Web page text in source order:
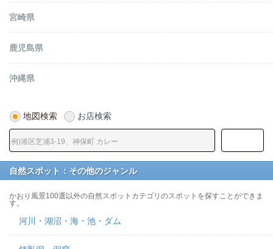
宮崎県
鹿児島県
沖縄県
地図検索 お店検索
自然スポット：その他のジャンル
かおり風景100選以外の自然スポットカテゴリのスポットを探すことができま
す。
河川・湖沼・海・池・ダム